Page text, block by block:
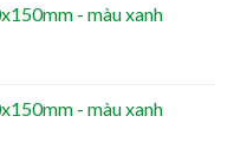
- màu xanh
- màu xanh